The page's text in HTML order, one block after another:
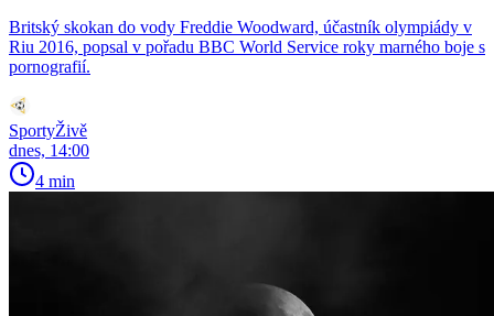
Britský skokan do vody Freddie Woodward, účastník olympiády v
Riu 2016, popsal v pořadu BBC World Service roky marného boje s
pornografií.
SportyŽivě
dnes, 14:00
4 min